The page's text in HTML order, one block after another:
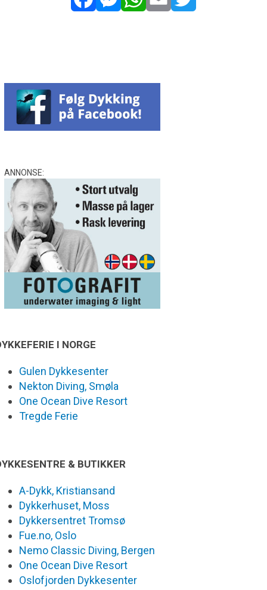
ANNONSE:
I NORGE
Gulen Dykkesenter
Nekton Diving, Smøla
One Ocean Dive Resort
Tregde Ferie
& BUTIKKER
A-Dykk, Kristiansand
Dykkerhuset, Moss
Dykkersentret Tromsø
Fue.no, Oslo
Nemo Classic Diving, Bergen
One Ocean Dive Resort
Oslofjorden Dykkesenter